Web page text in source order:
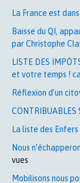
La France est
Baisse du QI,
par Christophe
LISTE DES
et votre temps !
Réflexion d’un
CONTRIBUABLES
La liste des
Nous
vues
Mobilisons nous